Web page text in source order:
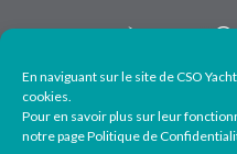
En naviguant sur le site de CSO
cookies.
Pour en savoir plus sur leur
notre page Politique de